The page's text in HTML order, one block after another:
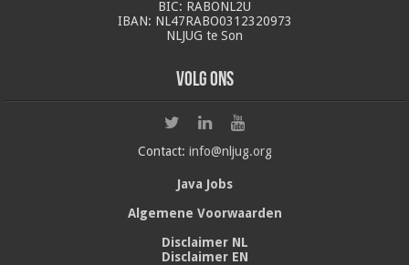
BIC: RABONL2U
IBAN: NL47RABO0312320973
NLJUG te Son
Volg ons
Contact: info@nljug.org
Java Jobs
Algemene Voorwaarden
Disclaimer NL
Disclaimer EN